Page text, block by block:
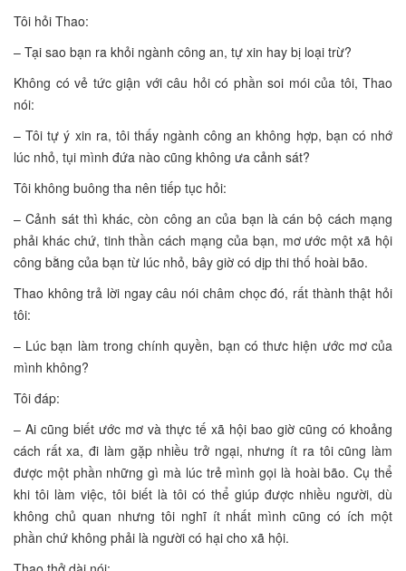
Tôi hỏi Thao:
– Tại sao bạn ra khỏi ngành công an, tự xin hay bị loại trừ?
Không có vẻ tức giận với câu hỏi có phần soi mói của tôi, Thao
nói:
– Tôi tự ý xin ra, tôi thấy ngành công an không hợp, bạn có nhớ
lúc nhỏ, tụi mình đứa nào cũng không ưa cảnh sát?
Tôi không buông tha nên tiếp tục hỏi:
– Cảnh sát thì khác, còn công an của bạn là cán bộ cách mạng
phải khác chứ, tinh thần cách mạng của bạn, mơ ước một xã hội
công bằng của bạn từ lúc nhỏ, bây giờ có dịp thi thố hoài bão.
Thao không trả lời ngay câu nói châm chọc đó, rất thành thật hỏi
tôi:
– Lúc bạn làm trong chính quyền, bạn có thưc hiện ước mơ của
mình không?
Tôi đáp:
– Ai cũng biết ước mơ và thực tế xã hội bao giờ cũng có khoảng
cách rất xa, đi làm gặp nhiều trở ngại, nhưng ít ra tôi cũng làm
được một phần những gì mà lúc trẻ mình gọi là hoài bão. Cụ thể
khi tôi làm việc, tôi biết là tôi có thể giúp được nhiều người, dù
không chủ quan nhưng tôi nghĩ ít nhất mình cũng có ích một
phần chứ không phải là người có hại cho xã hội.